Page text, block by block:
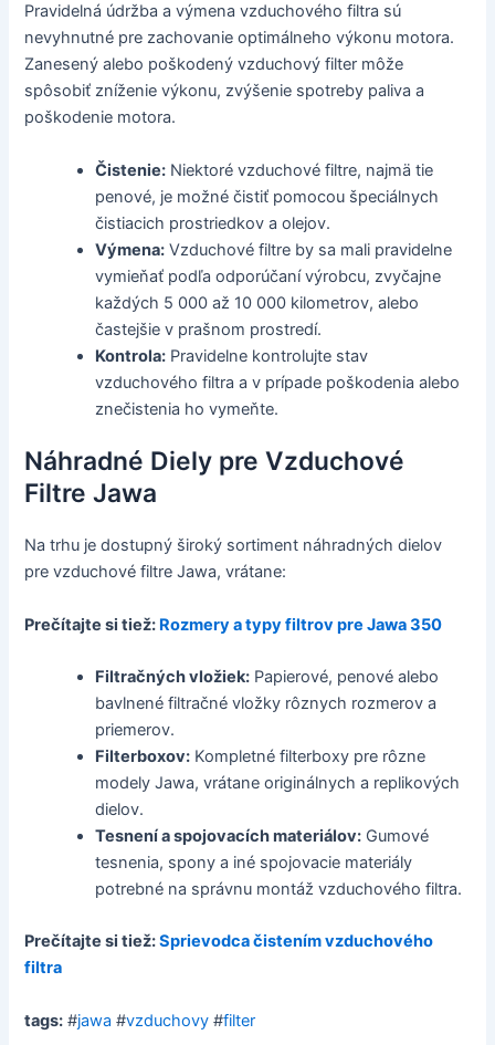
Pravidelná údržba a výmena vzduchového filtra sú
nevyhnutné pre zachovanie optimálneho výkonu motora.
Zanesený alebo poškodený vzduchový filter môže
spôsobiť zníženie výkonu, zvýšenie spotreby paliva a
poškodenie motora.
Čistenie: Niektoré vzduchové filtre, najmä tie
penové, je možné čistiť pomocou špeciálnych
čistiacich prostriedkov a olejov.
Výmena: Vzduchové filtre by sa mali pravidelne
vymieňať podľa odporúčaní výrobcu, zvyčajne
každých 5 000 až 10 000 kilometrov, alebo
častejšie v prašnom prostredí.
Kontrola: Pravidelne kontrolujte stav
vzduchového filtra a v prípade poškodenia alebo
znečistenia ho vymeňte.
Náhradné Diely pre Vzduchové
Filtre Jawa
Na trhu je dostupný široký sortiment náhradných dielov
pre vzduchové filtre Jawa, vrátane:
Prečítajte si tiež: Rozmery a typy filtrov pre Jawa 350
Filtračných vložiek: Papierové, penové alebo
bavlnené filtračné vložky rôznych rozmerov a
priemerov.
Filterboxov: Kompletné filterboxy pre rôzne
modely Jawa, vrátane originálnych a replikových
dielov.
Tesnení a spojovacích materiálov: Gumové
tesnenia, spony a iné spojovacie materiály
potrebné na správnu montáž vzduchového filtra.
Prečítajte si tiež:Sprievodca čistením vzduchového
filtra
tags: #jawa #vzduchovy #filter